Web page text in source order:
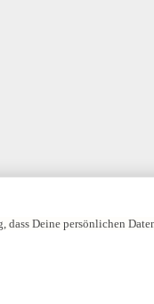
Deine persönlichen